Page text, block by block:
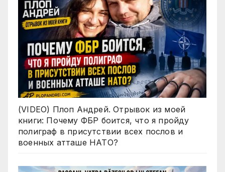
(VIDEO) Плоп Андрей. Отрывок из моей
книги: Почему ФБР боится, что я пройду
полиграф в присутствии всех послов и
военных атташе НАТО?